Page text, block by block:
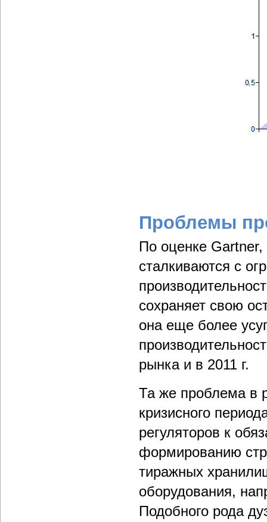
Проблемы
По оценке
сталкиваются с
сохраняет свою
она еще более
рынка и в 2011 г.
Та же проблема в
кризисного
регуляторов к
формированию
тиражных
оборудования,
Подобного рода